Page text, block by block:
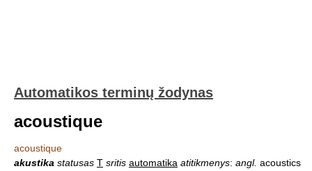
Automatikos terminų žodynas
acoustique
acoustique
akustika statusas T sritis automatika atitikmenys: angl. acoustics